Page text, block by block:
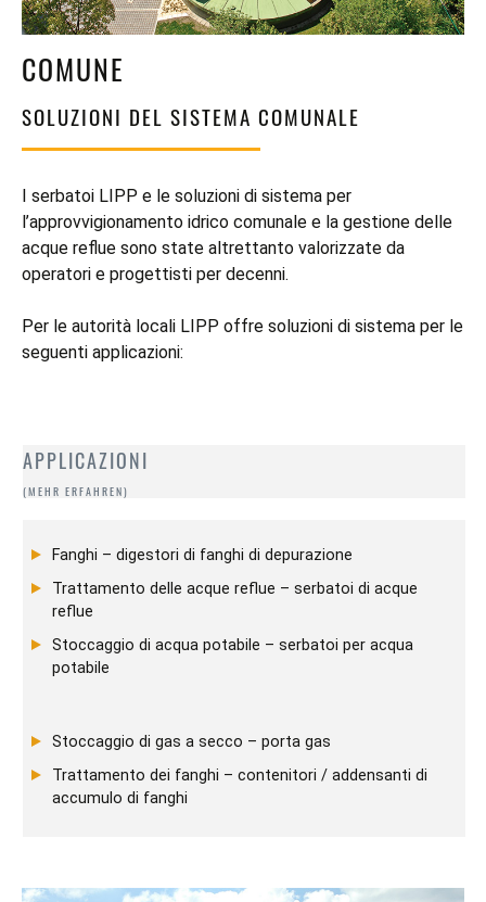
ACCUMULATORE INERZIALE LIPP
SERBATOI SPECIALI LIPP
TETTI DEI SERBATOI LIPP
BETAVATOR LIPP
RISTRUTTURAZIONE DI
SERBATOI LIPP
ACCESSORI LIPP
COMUNE
SOLUZIONI DEL SISTEMA COMUNALE
I serbatoi LIPP e le soluzioni di sistema per
l’approvvigionamento idrico comunale e la gestione delle
acque reflue sono state altrettanto valorizzate da
operatori e progettisti per decenni.
Per le autorità locali LIPP offre soluzioni di sistema per le
seguenti applicazioni:
APPLICAZIONI
Fanghi – digestori di fanghi di depurazione
Trattamento delle acque reflue – serbatoi di acque
reflue
Stoccaggio di acqua potabile – serbatoi per acqua
potabile
Stoccaggio di gas a secco – porta gas
Trattamento dei fanghi – contenitori / addensanti di
accumulo di fanghi